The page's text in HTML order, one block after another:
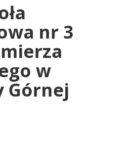
nr 3
w
Górnej